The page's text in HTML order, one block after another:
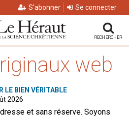
S'abonner Se connecter
RECHERCHER
web
LE BIEN VÉRITABLE
2026
et sans réserve. Soyons